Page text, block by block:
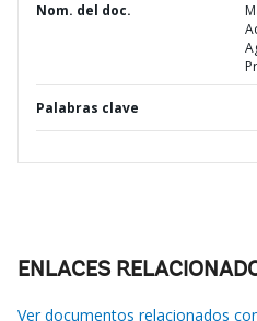
Nom. del doc.
Palabras clave
ENLACES
Ver documentos relacionados